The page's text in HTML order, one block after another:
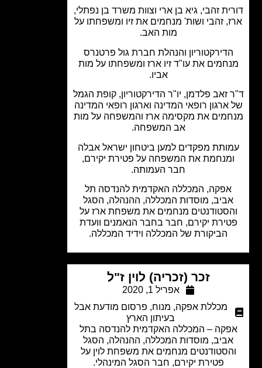
זהבי, גיא בן ארי וצוות משרד בן נפתלי,
זהבי ושות' מנחמים את זיו ומשפחתו על
מות האב.
והנהלת חברת גול פרטנרס
את עו"ד זיו ארז ומשפחתו על מות
זאב פלדמן, יו"ר הדירקטוריון, קופת הגמל
רופאי המדינה וארגון רופאי המדינה
את מקסימה ארז והמשפחה על מות
אב המשפחה.
מפקדים למען ביטחון ישראל אבלה
את המשפחה על פטירת יקירם,
חבר העמותה.
אפקה, המכללה האקדמית להנדסה תל
מוסדות המכללה, ההנהלה, הסגל
מנחמים את משפחת ארז על
יקירם, חבר בחבר הנאמנים וועדת
הביקורת של המכללה וידיד המכללה.
זכר (זכריה) לוין ז"ל
אפריל 1, 2020
מכללת אפקה,מנוח,פרסום מודעת אבל
בעיתון הארץ
– המכללה האקדמית להנדסה בתל
מוסדות המכללה, ההנהלה, הסגל
מנחמים את משפחת לוין על
פטירת יקירם, חבר הסגל המינהלי.